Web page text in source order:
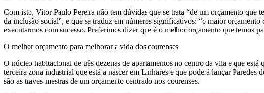
Com isto, Vitor Paulo Pereira não tem dúvidas que se trata “de um orçamento
da inclusão social”, e que se traduz em números significativos: “o maior
executarmos com sucesso. Preferimos dizer que é o melhor orçamento que temos
O melhor orçamento para melhorar a vida dos courenses
O núcleo habitacional de três dezenas de apartamentos no centro da vila e que
terceira zona industrial que está a nascer em Linhares e que poderá lançar
são as traves-mestras de um orçamento centrado nos courenses.